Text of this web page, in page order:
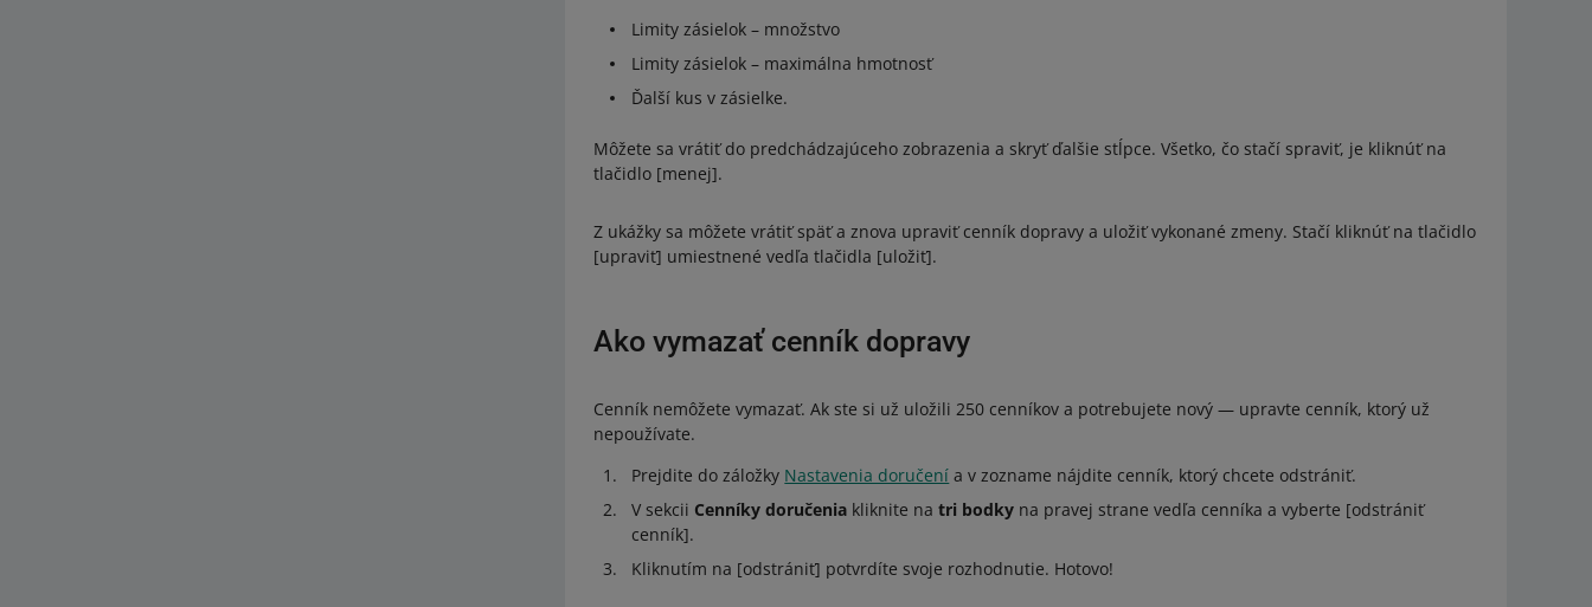
Limity zásielok – množstvo
Limity zásielok – maximálna hmotnosť
Ďalší kus v zásielke.
Môžete sa vrátiť do predchádzajúceho zobrazenia a skryť ďalšie stĺpce. Všetko, čo stačí spraviť, je kliknúť na
tlačidlo [menej].
Z ukážky sa môžete vrátiť späť a znova upraviť cenník dopravy a uložiť vykonané zmeny. Stačí kliknúť na tlačidlo
[upraviť] umiestnené vedľa tlačidla [uložiť].
Ako vymazať cenník dopravy
Cenník nemôžete vymazať. Ak ste si už uložili 250 cenníkov a potrebujete nový — upravte cenník, ktorý už
nepoužívate.
Prejdite do záložky Nastavenia doručení a v zozname nájdite cenník, ktorý chcete odstrániť.
V sekcii Cenníky doručenia kliknite natri bodky na pravej strane vedľa cenníka a vyberte [odstrániť
cenník].
Kliknutím na [odstrániť] potvrdíte svoje rozhodnutie. Hotovo!